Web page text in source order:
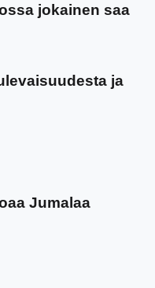
jokainen saa
ja
Jumalaa